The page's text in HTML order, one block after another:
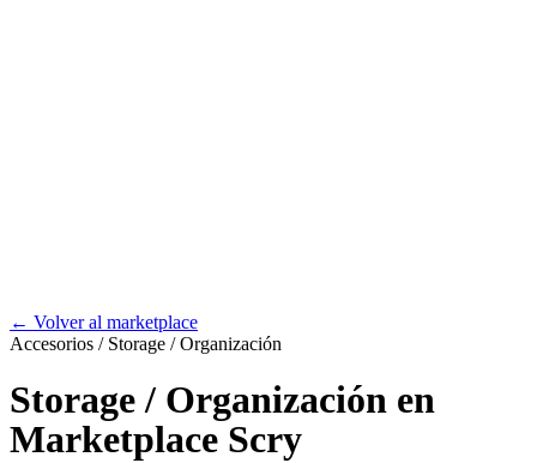
← Volver al marketplace
Accesorios / Storage / Organización
Storage / Organización en
Marketplace Scry